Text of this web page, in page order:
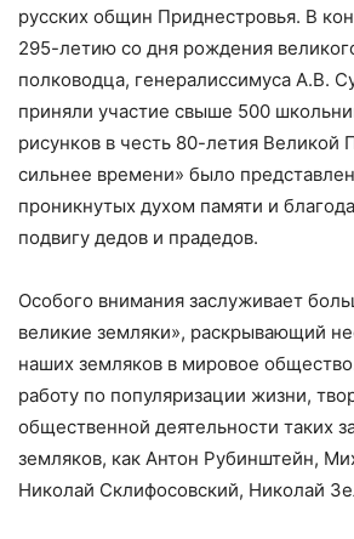
русских общин Приднестровья. В
295-летию со дня рождения
полководца, генералиссимуса А.В.
приняли участие свыше 500
рисунков в честь 80-летия Великой
сильнее времени» было
проникнутых духом памяти и
подвигу дедов и прадедов.
Особого внимания заслуживает
великие земляки», раскрывающий
наших земляков в мировое
работу по популяризации жизни,
общественной деятельности таких
земляков, как Антон Рубинштейн,
Николай Склифосовский, Николай